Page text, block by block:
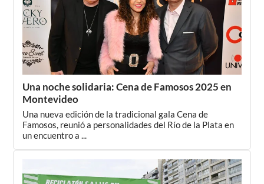
Una noche solidaria: Cena de Famosos 2025 en
Montevideo
Una nueva edición de la tradicional gala Cena de
Famosos, reunió a personalidades del Río de la Plata en
un encuentro a ...